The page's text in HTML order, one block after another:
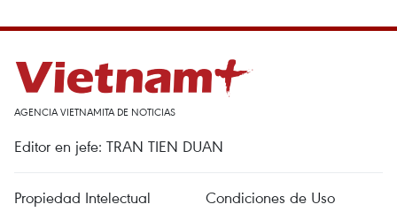
AGENCIA VIETNAMITA DE NOTICIAS
Editor en jefe: TRAN TIEN DUAN
Propiedad Intelectual
Condiciones de Uso